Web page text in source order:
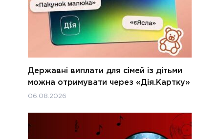
Державні виплати для сімей із дітьми
можна отримувати через «Дія.Картку»
06.08.2026